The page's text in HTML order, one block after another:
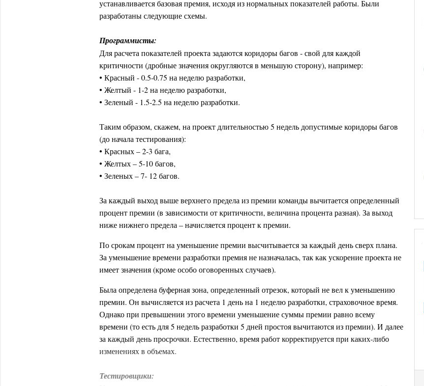
устанавливается базовая премия, исходя из нормальных показателей работы. Были
разработаны следующие схемы.
Программисты:
Для расчета показателей проекта задаются коридоры багов - свой для каждой
критичности (дробные значения округляются в меньшую сторону), например:
• Красный - 0.5-0.75 на неделю разработки,
• Желтый - 1-2 на неделю разработки,
• Зеленый - 1.5-2.5 на неделю разработки.
Таким образом, скажем, на проект длительностью 5 недель допустимые коридоры багов
(до начала тестирования):
• Красных – 2-3 бага,
• Желтых – 5-10 багов,
• Зеленых – 7- 12 багов.
За каждый выход выше верхнего предела из премии команды вычитается определенный
процент премии (в зависимости от критичности, величина процента разная). За выход
ниже нижнего предела – начисляется процент к премии.
По срокам процент на уменьшение премии высчитывается за каждый день сверх плана.
За уменьшение времени разработки премия не назначалась, так как ускорение проекта не
имеет значения (кроме особо оговоренных случаев).
Была определена буферная зона, определенный отрезок, который не вел к уменьшению
премии. Он вычисляется из расчета 1 день на 1 неделю разработки, страховочное время.
Однако при превышении этого времени уменьшение суммы премии равно всему
времени (то есть для 5 недель разработки 5 дней простоя вычитаются из премии). И далее
за каждый день просрочки. Естественно, время работ корректируется при каких-либо
изменениях в объемах.
Тестировщики: